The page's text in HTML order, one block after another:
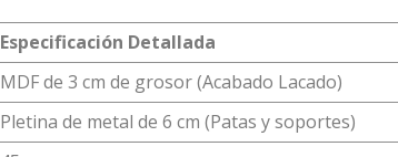
Especificación Detallada
MDF de 3 cm de grosor (Acabado Lacado)
Pletina de metal de 6 cm (Patas y soportes)